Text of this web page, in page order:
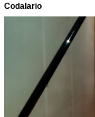
Codalario